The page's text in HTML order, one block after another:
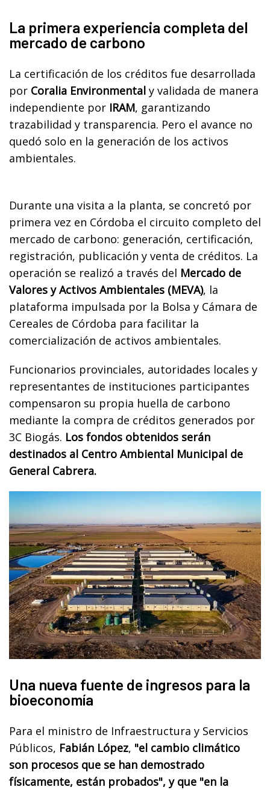
La primera experiencia completa del
mercado de carbono
La certificación de los créditos fue desarrollada
por Coralia Environmental y validada de manera
independiente por IRAM, garantizando
trazabilidad y transparencia. Pero el avance no
quedó solo en la generación de los activos
ambientales.
Durante una visita a la planta, se concretó por
primera vez en Córdoba el circuito completo del
mercado de carbono: generación, certificación,
registración, publicación y venta de créditos. La
operación se realizó a través del Mercado de
Valores y Activos Ambientales (MEVA), la
plataforma impulsada por la Bolsa y Cámara de
Cereales de Córdoba para facilitar la
comercialización de activos ambientales.
Funcionarios provinciales, autoridades locales y
representantes de instituciones participantes
compensaron su propia huella de carbono
mediante la compra de créditos generados por
3C Biogás. Los fondos obtenidos serán
destinados al Centro Ambiental Municipal de
General Cabrera.
Una nueva fuente de ingresos para la
bioeconomía
Para el ministro de Infraestructura y Servicios
Públicos, Fabián López, "el cambio climático
son procesos que se han demostrado
físicamente, están probados", y que "en la